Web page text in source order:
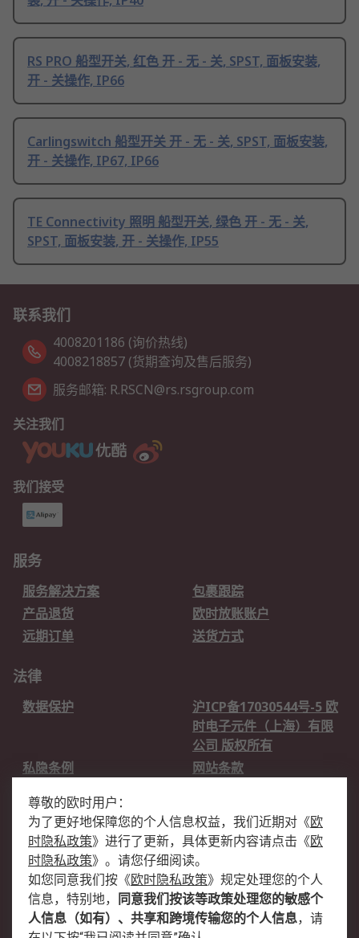
RS PRO 船型开关, 红色 开 - 无 - 关, SPST, 面板安装,
开 - 关操作, IP66
Carlingswitch 船型开关 开 - 无 - 关, SPST, 面板安装,
开 - 关操作, IP67, IP66
TE Connectivity 照明 船型开关, 绿色 开 - 无 - 关,
SPST, 面板安装, 开 - 关操作, IP55
联系我们
4008201186 (询价热线)
4008218857 (货期查询及售后服务)
服务邮箱: R.RSCN@rs.rsgroup.com
关注我们
我们接受
服务
服务解决方案
包裹跟踪
产品退货
欧时放账账户
远期订单
送货方式
法律
数据保护
沪ICP备17030544号-5 欧
时电子元件（上海）有限
公司 版权所有
私隐条例
网站条款
关于欧时
欧时销售条款
账户和付款
企业集团
全球办事处
关于我们
新闻中心
加入我们
尊敬的欧时用户：
为了更好地保障您的个人信息权益，我们近期对 《欧
时隐私政策》 进行了更新，具体更新内容请点击 《欧
时隐私政策》 。请您仔细阅读。
如您同意我们按 《欧时隐私政策》 规定处理您的个人
信息，特别地，
同意我们按该等政策处理您的敏感个
人信息（如有）、共享和跨境传输您的个人信息，请